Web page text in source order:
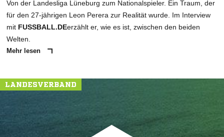
Von der Landesliga Lüneburg zum Nationalspieler. Ein Traum, der
für den 27-jährigen Leon Perera zur Realität wurde. Im Interview
mit FUSSBALL.DEerzählt er, wie es ist, zwischen den beiden
Welten.
Mehr lesen
LANDESVERBAND